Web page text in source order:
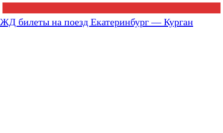
ЖД билеты на поезд Екатеринбург — Курган